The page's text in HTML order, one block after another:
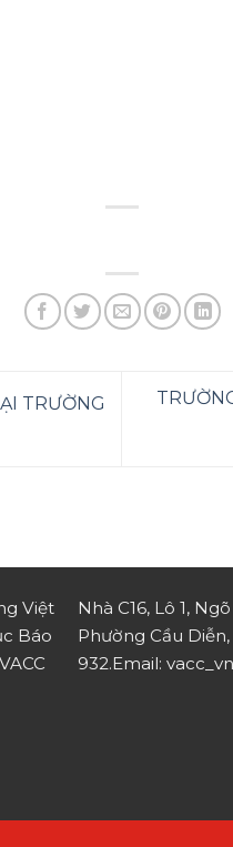
TRƯỜNG
Việt
Báo
Nhà C16, Lô 1,
Phường Cầu
932.Email: